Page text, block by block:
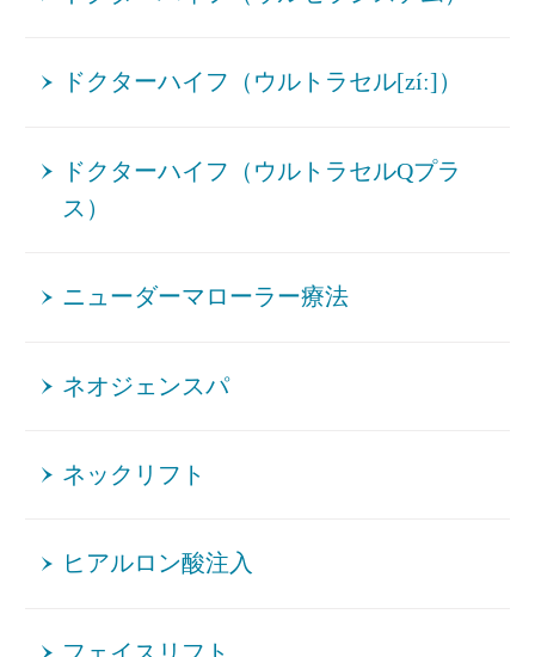
ドクターハイフ（ウルトラセル[zíː]）
ドクターハイフ（ウルトラセルQプラ
ス）
ニューダーマローラー療法
ネオジェンスパ
ネックリフト
ヒアルロン酸注入